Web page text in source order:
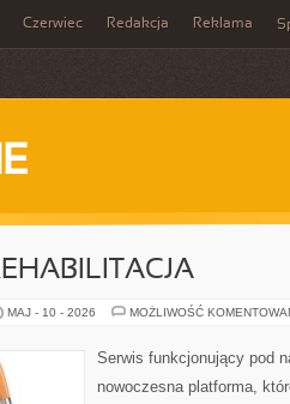
Czerwiec Redakcja Reklama
MAJ - 10 - 2026 MOŻLIWOŚĆ
Serwis funkcjonujący pod
nowoczesna platforma,